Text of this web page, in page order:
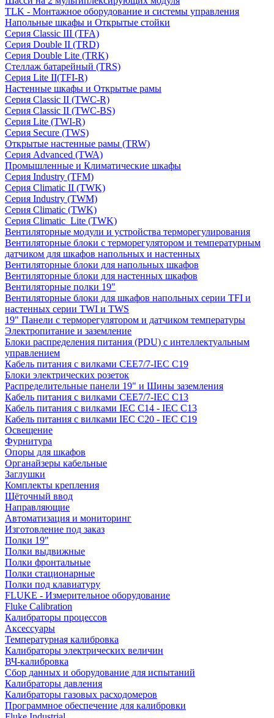
TLK - Монтажное оборудование и системы управления
Напольные шкафы и Открытые стойки
Серия Classic III (TFA)
Серия Double II (TRD)
Серия Double Lite (TRK)
Стеллаж батарейный (TRS)
Серия Lite II(TFI-R)
Настенные шкафы и Открытые рамы
Серия Classic II (TWC-R)
Серия Classic II (TWC-BS)
Серия Lite (TWI-R)
Серия Secure (TWS)
Открытые настенные рамы (TRW)
Серия Advanced (TWA)
Промышленные и Климатические шкафы
Серия Industry (TFM)
Серия Climatic II (TWK)
Серия Industry (TWM)
Серия Climatic (TWK)
Серия Climatic_Lite (TWK)
Вентиляторные модули и устройства терморегулирования
Вентиляторные блоки с терморегулятором и температурным
датчиком для шкафов напольных и настенных
Вентиляторные блоки для напольных шкафов
Вентиляторные блоки для настенных шкафов
Вентиляторные полки 19"
Вентиляторные блоки для шкафов напольных серии TFI и
настенных серии TWI и TWS
19" Панели с терморегулятором и датчиком температуры
Электропитание и заземление
Блоки распределения питания (PDU) с интеллектуальным
управлением
Кабель питания с вилками CEE7/7-IEC C19
Блоки электрических розеток
Распределительные панели 19" и Шины заземления
Кабель питания с вилками CEE7/7-IEC C13
Кабель питания с вилками IEC C14 - IEC C13
Кабель питания с вилками IEC C20 - IEC C19
Освещение
Фурнитура
Опоры для шкафов
Органайзеры кабельные
Заглушки
Комплекты крепления
Щёточный ввод
Направляющие
Автоматизация и мониторинг
Изготовление под заказ
Полки 19"
Полки выдвижные
Полки фронтальные
Полки стационарные
Полки под клавиатуру
FLUKE - Измерительное оборудование
Fluke Calibration
Калибраторы процессов
Аксессуары
Температурная калибровка
Калибраторы электрических величин
ВЧ-калибровка
Сбор данных и оборудование для испытаний
Калибраторы давления
Калибраторы газовых расходомеров
Программное обеспечение для калибровки